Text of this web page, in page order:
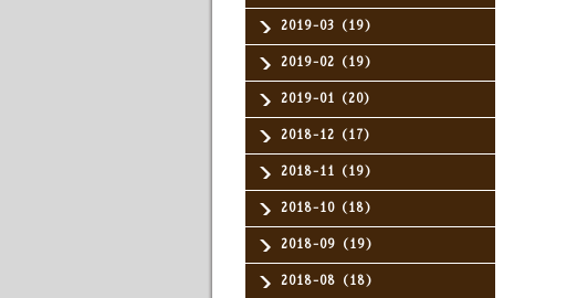
2019-03（19）
2019-02（19）
2019-01（20）
2018-12（17）
2018-11（19）
2018-10（18）
2018-09（19）
2018-08（18）